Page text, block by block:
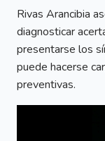
Rivas Arancibia
diagnosticar
presentarse los
puede hacerse
preventivas.